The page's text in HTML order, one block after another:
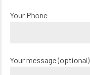
Your Phone
Your message (optional)